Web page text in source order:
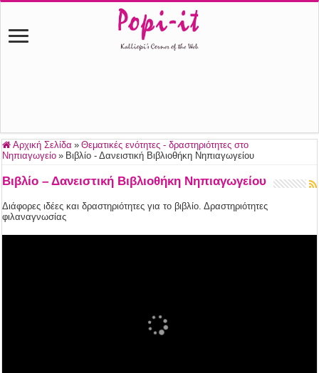
Αρχική Σελίδα » Θεματικές ενότητες - δραστηριότητες στο
Νηπιαγωγείο » Βιβλίο - Δανειστική Βιβλιοθήκη Νηπιαγωγείου
Βιβλίο – Δανειστική Βιβλιοθήκη Νηπιαγωγείου
Διάφορες ιδέες και δραστηριότητες για το βιβλίο. Δραστηριότητες
φιλαναγνωσίας